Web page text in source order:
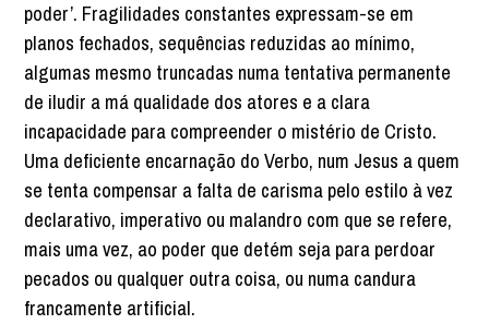
poder’. Fragilidades constantes expressam-se em
planos fechados, sequências reduzidas ao mínimo,
algumas mesmo truncadas numa tentativa permanente
de iludir a má qualidade dos atores e a clara
incapacidade para compreender o mistério de Cristo.
Uma deficiente encarnação do Verbo, num Jesus a quem
se tenta compensar a falta de carisma pelo estilo à vez
declarativo, imperativo ou malandro com que se refere,
mais uma vez, ao poder que detém seja para perdoar
pecados ou qualquer outra coisa, ou numa candura
francamente artificial.